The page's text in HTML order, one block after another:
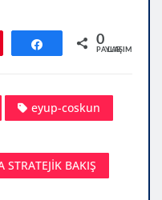
Paylaş 0
PAYLAŞIMLAR
eyup-coskun
BAKIŞ